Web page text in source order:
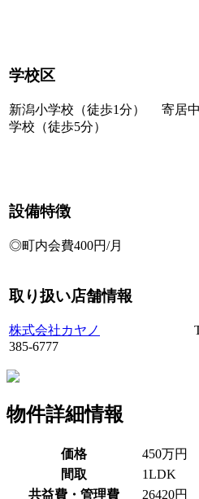
学校区
新潟小学校（徒歩1分） 寄居中
学校（徒歩5分）
設備特徴
◎町内会費400円/月
取り扱い店舗情報
株式会社カヤノ
385-6777
物件詳細情報
価格
450万円
間取
1LDK
共益費・管理費
26420円